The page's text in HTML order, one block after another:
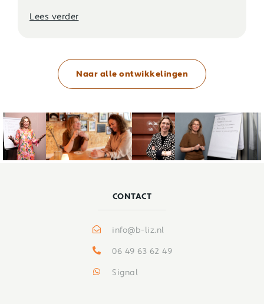
Lees verder
Naar alle ontwikkelingen
CONTACT
info@b-liz.nl
06 49 63 62 49
Signal